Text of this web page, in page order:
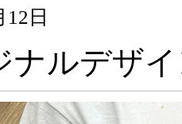
12日
ナルデザ